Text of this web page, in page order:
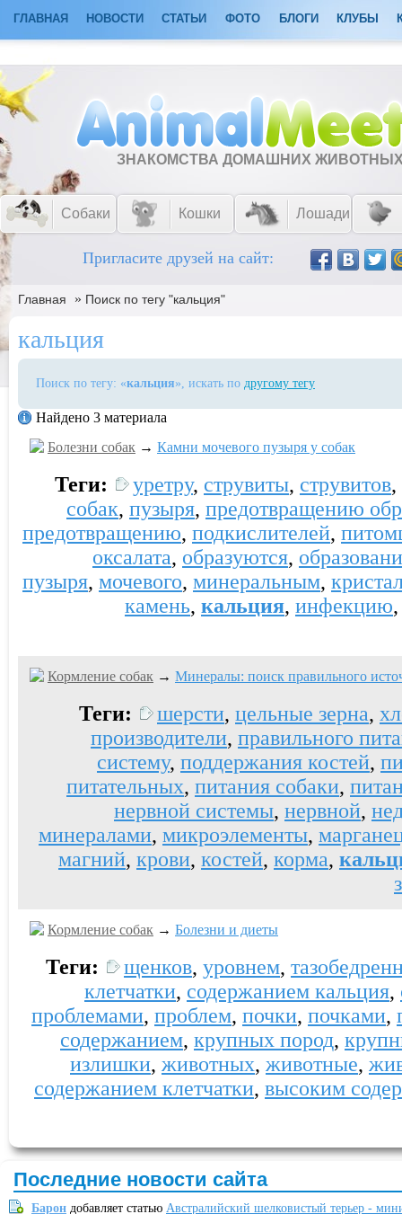
ГЛАВНАЯ НОВОСТИ СТАТЬИ ФОТО БЛОГИ КЛУБЫ
ЗНАКОМСТВА ДОМАШНИХ
Собаки Кошки Лошади
Пригласите друзей на сайт:
Главная » Поиск по тегу "кальция"
кальция
Поиск по тегу: «кальция», искать по другому тегу
Найдено 3 материала
Болезни собак → Камни мочевого пузыря у собак
Теги: уретру, струвиты, струвитов,
собак, пузыря, предотвращению
предотвращению, подкислителей,
оксалата, образуются,
пузыря, мочевого, минеральным,
камень, кальция, инфекцию
Кормление собак → Минералы: поиск правильного
Теги: шерсти, цельные зерна,
производители, правильного
систему, поддержания костей,
питательных, питания собаки,
нервной системы, нервной,
минералами, микроэлементы,
магний, крови, костей, корма,
Кормление собак → Болезни и диеты
Теги: щенков, уровнем,
клетчатки, содержанием кальция,
проблемами, проблем, почки, почками,
содержанием, крупных пород,
излишки, животных, животные,
содержанием клетчатки, высоким
Последние новости сайта
Барон добавляет статью Австралийский шелковистый терьер -